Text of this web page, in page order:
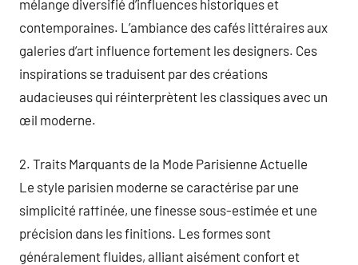
mélange diversifié d’influences historiques et
contemporaines. L’ambiance des cafés littéraires aux
galeries d’art influence fortement les designers. Ces
inspirations se traduisent par des créations
audacieuses qui réinterprètent les classiques avec un
œil moderne.
2. Traits Marquants de la Mode Parisienne Actuelle
Le style parisien moderne se caractérise par une
simplicité raffinée, une finesse sous-estimée et une
précision dans les finitions. Les formes sont
généralement fluides, alliant aisément confort et